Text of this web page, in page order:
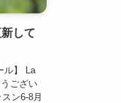
して
ル】 La
ござい
ン6-8月